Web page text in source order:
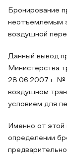
Бронирование
неотъемлемым
воздушной
Данный вывод
Министерства
28.06.2007 г. №
воздушном
условием для
Именно от этой
определении